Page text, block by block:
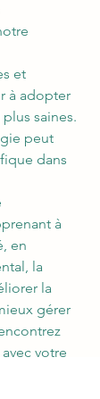
et
à adopter
saines.
peut
dans
à
en
la
la
gérer
votre